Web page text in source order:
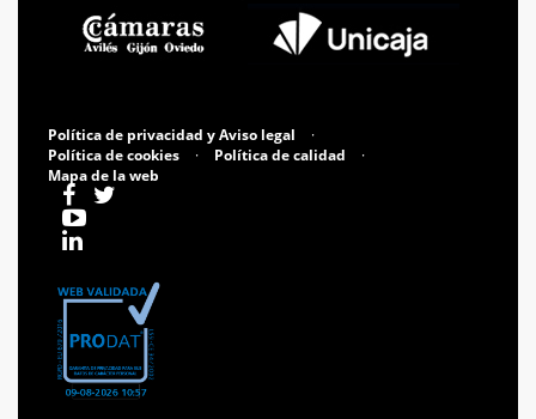
Política de privacidad y Aviso legal
·
Política de cookies
· Política de calidad
·
Mapa de la web